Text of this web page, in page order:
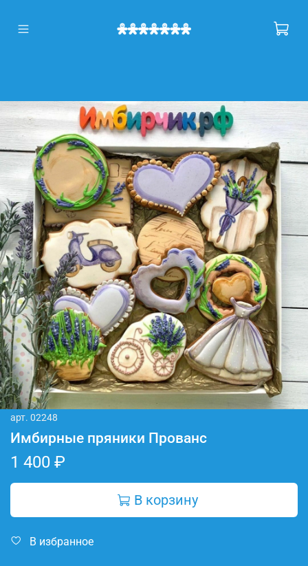
арт. 02248
Имбирные пряники Прованс
1 400 ₽
В корзину
В избранное